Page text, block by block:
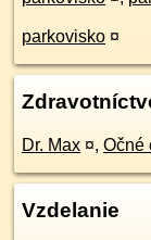
parkovisko ¤
Dr. Max ¤, Očné
Vzdelanie